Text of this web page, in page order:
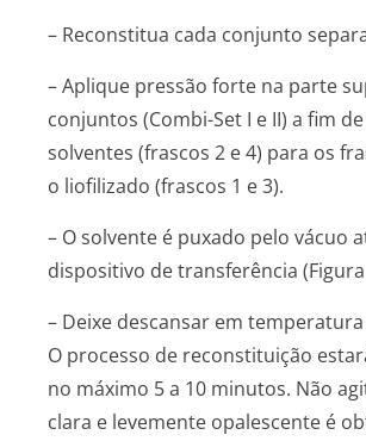
– Reconstitua cada conjunto
– Aplique pressão forte na parte
conjuntos (Combi-Set I e II) a fim
solventes (frascos 2 e 4) para os
o liofilizado (frascos 1 e 3).
– O solvente é puxado pelo vácuo
dispositivo de transferência (Figura
– Deixe descansar em
O processo de reconstituição
no máximo 5 a 10 minutos. Não
clara e levemente opalescente é